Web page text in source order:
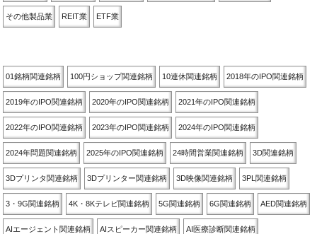
その他製品業 REIT業 ETF業
01銘柄関連銘柄 100円ショップ関連銘柄 10連休関連銘柄 2018年のIPO関連銘柄
2019年のIPO関連銘柄 2020年のIPO関連銘柄 2021年のIPO関連銘柄
2022年のIPO関連銘柄 2023年のIPO関連銘柄 2024年のIPO関連銘柄
2024年問題関連銘柄 2025年のIPO関連銘柄 24時間営業関連銘柄 3D関連銘柄
3Dプリンタ関連銘柄 3Dプリンター関連銘柄 3D映像関連銘柄 3PL関連銘柄
3・9G関連銘柄 4K・8Kテレビ関連銘柄 5G関連銘柄 6G関連銘柄 AED関連銘柄
AIエージェント関連銘柄 AIスピーカー関連銘柄 AI医療診断関連銘柄